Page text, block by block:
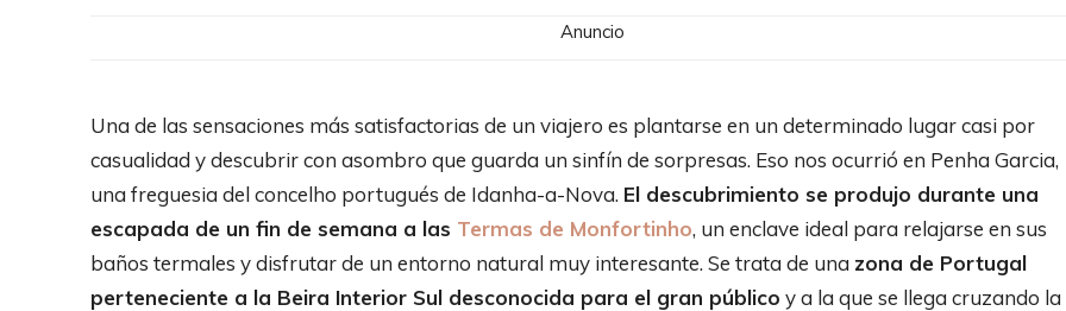
Anuncio
Una de las sensaciones más satisfactorias de un viajero es plantarse en un determinado lugar casi por
casualidad y descubrir con asombro que guarda un sinfín de sorpresas. Eso nos ocurrió en Penha Garcia,
una freguesia del concelho portugués de Idanha-a-Nova. El descubrimiento se produjo durante una
escapada de un fin de semana a las Termas de Monfortinho, un enclave ideal para relajarse en sus
baños termales y disfrutar de un entorno natural muy interesante. Se trata de una zona de Portugal
perteneciente a la Beira Interior Sul desconocida para el gran público y a la que se llega cruzando la